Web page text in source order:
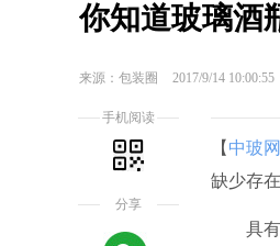
手机阅读
分享
你知道玻璃酒
来源：包装圈 2017/9/14 10:00:55
【 中玻网
缺少存
具有一